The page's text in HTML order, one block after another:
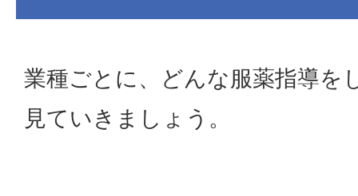
業種ごとに、どんな服薬指導を
見ていきましょう。